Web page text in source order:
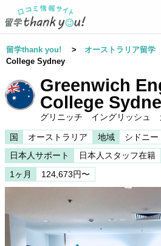
留学thank you! > オーストラリア留学
College Sydney
Greenwich
College
グリニッチ イングリッシュ
国 オーストラリア 地域 シドニー
日本人サポート
日本人スタッフ在籍
1ヶ月
124,673円〜